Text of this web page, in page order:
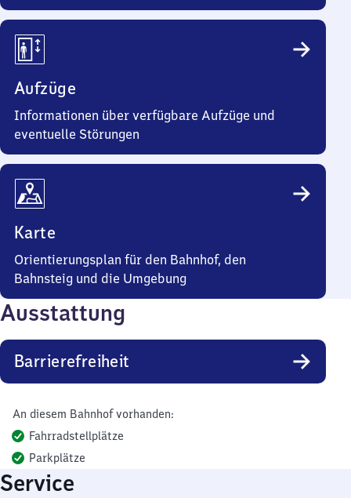
Aufzüge
Informationen über verfügbare Aufzüge und
eventuelle Störungen
Karte
Orientierungsplan für den Bahnhof, den
Bahnsteig und die Umgebung
Ausstattung
Barrierefreiheit
An diesem Bahnhof vorhanden:
Fahrradstellplätze
Parkplätze
Service